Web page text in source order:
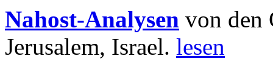
Nahost-Analysen von den
Jerusalem, Israel. lesen